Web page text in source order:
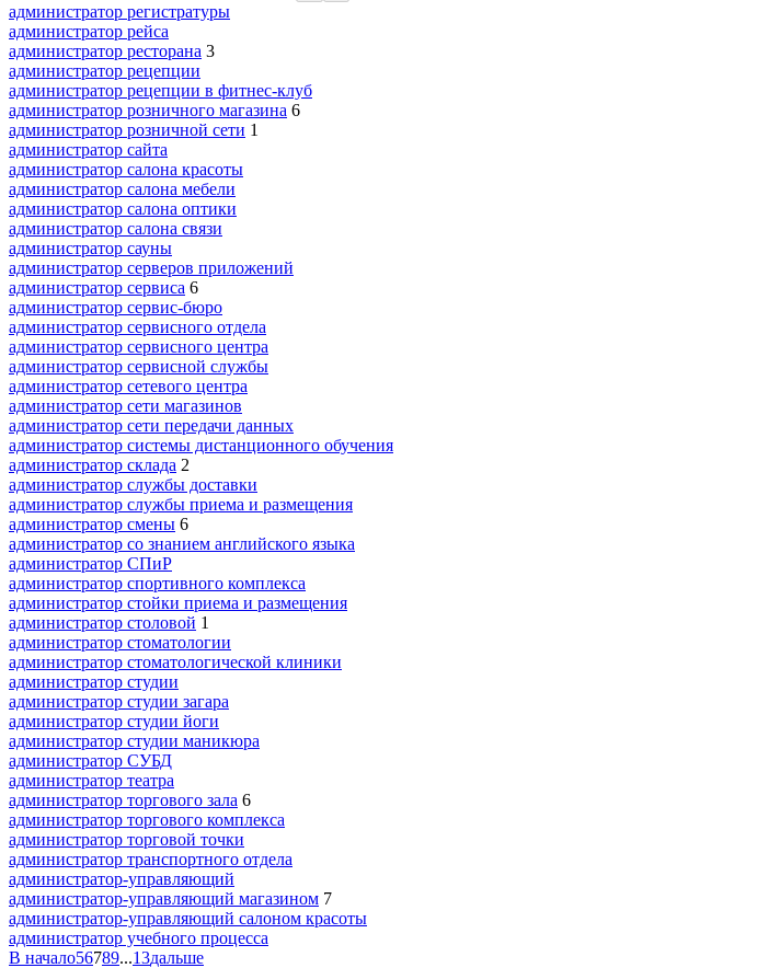
администратор регистратуры
администратор рейса
администратор ресторана 3
администратор рецепции
администратор рецепции в фитнес-клуб
администратор розничного магазина 6
администратор розничной сети 1
администратор сайта
администратор салона красоты
администратор салона мебели
администратор салона оптики
администратор салона связи
администратор сауны
администратор серверов приложений
администратор сервиса 6
администратор сервис-бюро
администратор сервисного отдела
администратор сервисного центра
администратор сервисной службы
администратор сетевого центра
администратор сети магазинов
администратор сети передачи данных
администратор системы дистанционного обучения
администратор склада 2
администратор службы доставки
администратор службы приема и размещения
администратор смены 6
администратор со знанием английского языка
администратор СПиР
администратор спортивного комплекса
администратор стойки приема и размещения
администратор столовой 1
администратор стоматологии
администратор стоматологической клиники
администратор студии
администратор студии загара
администратор студии йоги
администратор студии маникюра
администратор СУБД
администратор театра
администратор торгового зала 6
администратор торгового комплекса
администратор торговой точки
администратор транспортного отдела
администратор-управляющий
администратор-управляющий магазином 7
администратор-управляющий салоном красоты
администратор учебного процесса
В начало56789...13дальше